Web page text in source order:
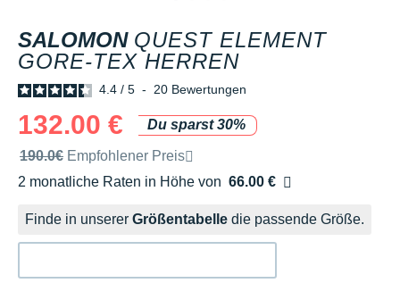
SALOMON QUEST ELEMENT
GORE-TEX HERREN
4.4 / 5 - 20 Bewertungen
132.00 €
Du sparst 30%
Unverbindliche Preisempfehlung der Marke
190.0€ Empfohlener Preis
2 monatliche Raten in Höhe von 66.00 €
Ohne Zusatzkosten
Finde in unserer Größentabelle die passende Größe.